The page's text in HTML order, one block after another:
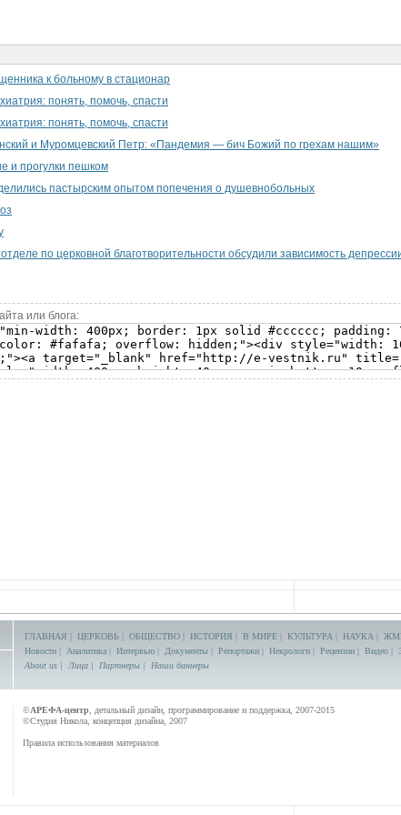
к больному в стационар
понять, помочь, спасти
понять, помочь, спасти
и Муромцевский Петр: «Пандемия — бич Божий по грехам нашим»
и прогулки пешком
пастырским опытом попечения о душевнобольных
по церковной благотворительности обсудили зависимость
или блога:
ГЛАВНАЯ | ЦЕРКОВЬ | ОБЩЕСТВО | ИСТОРИЯ | В МИРЕ | КУЛЬТУРА | НАУКА |
Новости | Аналитика | Интервью | Документы | Репортажи | Некрологи | Рецензии | Видео |
About us | Лица | Партнеры | Наши баннеры
©АРЕФА-центр , детальный дизайн, программирование и поддержка, 2007-2015
©Студия Никола, концепция дизайна, 2007
Правила использования материалов